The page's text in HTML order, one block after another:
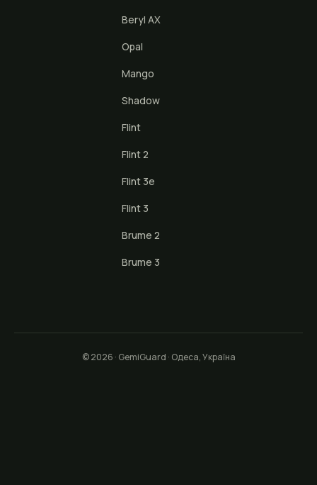
Beryl AX
Opal
Mango
Shadow
Flint
Flint 2
Flint 3e
Flint 3
Brume 2
Brume 3
© 2026 · GemiGuard · Одеса, Україна